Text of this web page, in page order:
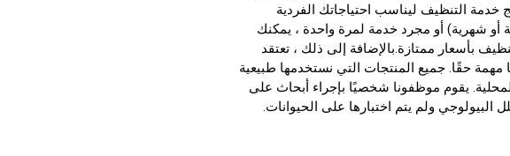
التنظيف ليناسب احتياجاتك الفردية
أو شهرية) أو مجرد خدمة لمرة واحدة ، يمكنك
بأسعار ممتازة.بالإضافة إلى ذلك ، تعتقد
حقًا. جميع المنتجات التي نستخدمها طبيعية
يقوم موظفونا شخصيًا بإجراء أبحاث على
البيولوجي ولم يتم اختبارها على الحيوانات.